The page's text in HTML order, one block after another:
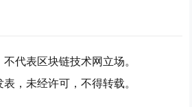
代表区块链技术网立场。
，未经许可，不得转载。